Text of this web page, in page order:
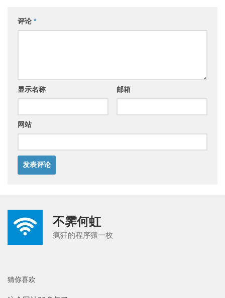
评论 *
显示名称 邮箱
网站
不霁何虹
疯狂的程序猿一枚
猜你喜欢